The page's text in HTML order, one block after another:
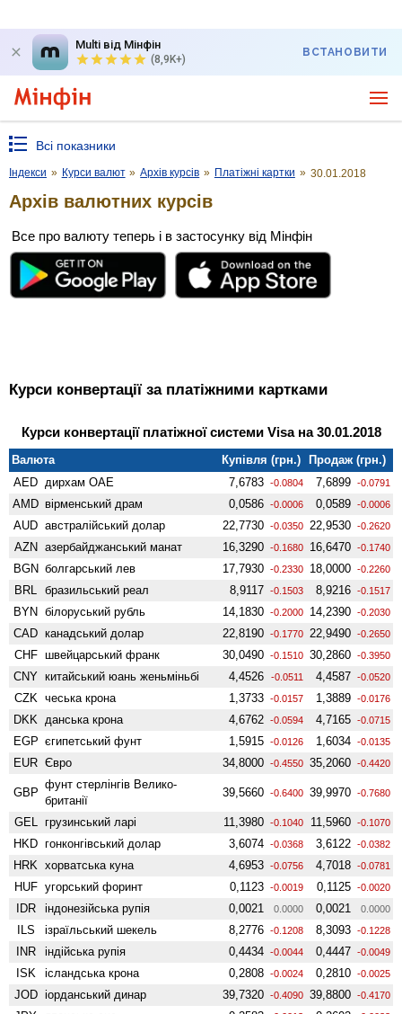
Multi від Мінфін
(8,9K+)
ВСТАНОВИТИ
Всі показники
Індекси » Курси валют » Архів курсів » Платіжні картки » 30.01.2018
Архів валютних курсів
Все про валюту теперь і в застосунку від Мінфін
Курси конвертації за платіжними картками
Курси конвертації платіжної системи Visa на 30.01.2018
Валюта Купівля (грн.)
Продаж (грн.)
AED дирхам ОАЕ 7,6783 -0.0804 7,6899 -0.0791
AMD вiрменський драм 0,0586 -0.0006 0,0589 -0.0006
AUD австралійський долар 22,7730 -0.0350 22,9530 -0.2620
AZN азербайджанський манат 16,3290 -0.1680 16,6470 -0.1740
BGN болгарський лев 17,7930 -0.2330 18,0000 -0.2260
BRL бразильський реал 8,9117 -0.1503 8,9216 -0.1517
BYN білоруський рубль 14,1830 -0.2000 14,2390 -0.2030
CAD канадський долар 22,8190 -0.1770 22,9490 -0.2650
CHF швейцарський франк 30,0490 -0.1510 30,2860 -0.3950
CNY китайський юань женьмiньбi 4,4526 -0.0511 4,4587 -0.0520
CZK чеська крона 1,3733 -0.0157 1,3889 -0.0176
DKK данська крона 4,6762 -0.0594 4,7165 -0.0715
EGP єгипетський фунт 1,5915 -0.0126 1,6034 -0.0135
EUR Євро 34,8000 -0.4550 35,2060 -0.4420
GBP
фунт стерлінгів Велико­
британії
39,5660 -0.6400 39,9970 -0.7680
GEL грузинський ларі 11,3980 -0.1040 11,5960 -0.1070
HKD гонконгівський долар 3,6074 -0.0368 3,6122 -0.0382
HRK хорватська куна 4,6953 -0.0756 4,7018 -0.0781
HUF угорський форинт 0,1123 -0.0019 0,1125 -0.0020
IDR індонезійська рупія 0,0021 0.0000 0,0021 0.0000
ILS ізраїльський шекель 8,2776 -0.1208 8,3093 -0.1228
INR індійська рупія 0,4434 -0.0044 0,4447 -0.0049
ISK ісландська крона 0,2808 -0.0024 0,2810 -0.0025
JOD іорданський динар 39,7320 -0.4090 39,8800 -0.4170